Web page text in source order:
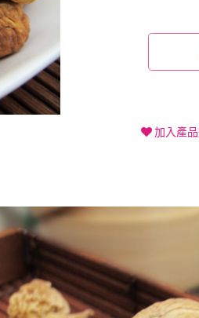
加入產